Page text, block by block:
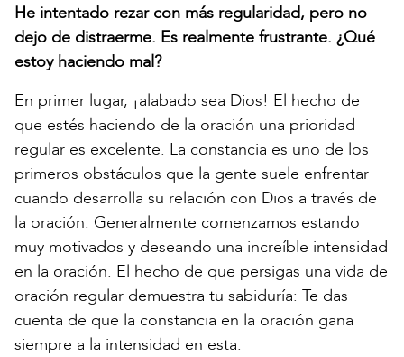
He intentado rezar con más regularidad, pero no
dejo de distraerme. Es realmente frustrante. ¿Qué
estoy haciendo mal?
En primer lugar, ¡alabado sea Dios! El hecho de
que estés haciendo de la oración una prioridad
regular es excelente. La constancia es uno de los
primeros obstáculos que la gente suele enfrentar
cuando desarrolla su relación con Dios a través de
la oración. Generalmente comenzamos estando
muy motivados y deseando una increíble intensidad
en la oración. El hecho de que persigas una vida de
oración regular demuestra tu sabiduría: Te das
cuenta de que la constancia en la oración gana
siempre a la intensidad en esta.